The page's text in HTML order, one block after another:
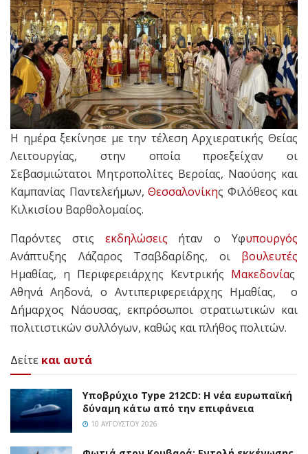
Η ημέρα ξεκίνησε με την τέλεση Αρχιερατικής Θείας
Λειτουργίας, στην οποία προεξείχαν οι
Σεβασμιώτατοι Μητροπολίτες Βεροίας, Ναούσης και
Καμπανίας Παντελεήμων, Θεσσαλονίκης Φιλόθεος και
Κιλκισίου Βαρθολομαίος.
Παρόντες στις εκδηλώσεις ήταν ο Υφυπουργός
Ανάπτυξης Λάζαρος Τσαβδαρίδης, οι βουλευτές
Ημαθίας, η Περιφερειάρχης Κεντρικής Μακεδονίας
Αθηνά Αηδονά, ο Αντιπεριφερειάρχης Ημαθίας, ο
Δήμαρχος Νάουσας, εκπρόσωποι στρατιωτικών και
πολιτιστικών συλλόγων, καθώς και πλήθος πολιτών.
Δείτε και αυτά
Υποβρύχιο Type 212CD: Η νέα ευρωπαϊκή
δύναμη κάτω από την επιφάνεια
10 ΑΥΓΟΎΣΤΟΥ 2026